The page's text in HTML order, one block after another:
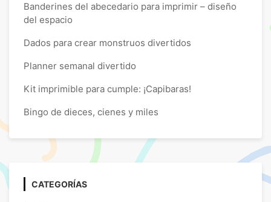
Banderines del abecedario para imprimir – diseño
del espacio
Dados para crear monstruos divertidos
Planner semanal divertido
Kit imprimible para cumple: ¡Capibaras!
Bingo de dieces, cienes y miles
CATEGORÍAS